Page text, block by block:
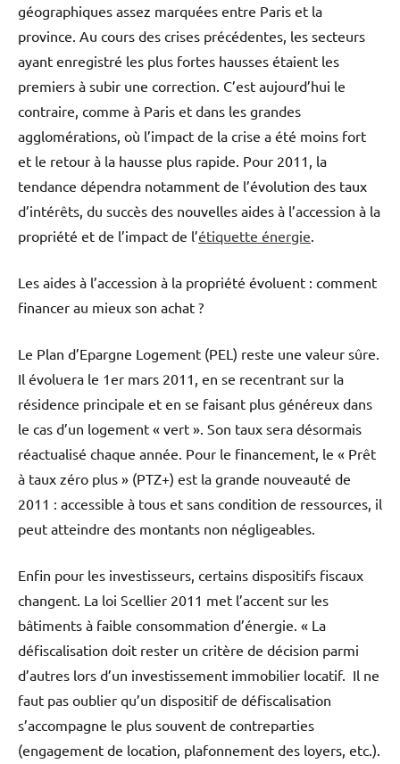
géographiques assez marquées entre Paris et la
province. Au cours des crises précédentes, les secteurs
ayant enregistré les plus fortes hausses étaient les
premiers à subir une correction. C’est aujourd’hui le
contraire, comme à Paris et dans les grandes
agglomérations, où l’impact de la crise a été moins fort
et le retour à la hausse plus rapide. Pour 2011, la
tendance dépendra notamment de l’évolution des taux
d’intérêts, du succès des nouvelles aides à l’accession à la
propriété et de l’impact de l’étiquette énergie
Les aides à l’accession à la propriété évoluent : comment
financer au mieux son achat ?
Le Plan d’Epargne Logement (PEL) reste une valeur sûre.
Il évoluera le 1er mars 2011, en se recentrant sur la
résidence principale et en se faisant plus généreux dans
le cas d’un logement « vert ». Son taux sera désormais
réactualisé chaque année. Pour le financement, le « Prêt
à taux zéro plus » (PTZ+) est la grande nouveauté de
2011 : accessible à tous et sans condition de ressources, il
peut atteindre des montants non négligeables.
Enfin pour les investisseurs, certains dispositifs fiscaux
changent. La loi Scellier 2011 met l’accent sur les
bâtiments à faible consommation d’énergie. « La
défiscalisation doit rester un critère de décision parmi
d’autres lors d’un investissement immobilier locatif. Il ne
faut pas oublier qu’un dispositif de défiscalisation
s’accompagne le plus souvent de contreparties
(engagement de location, plafonnement des loyers, etc.).